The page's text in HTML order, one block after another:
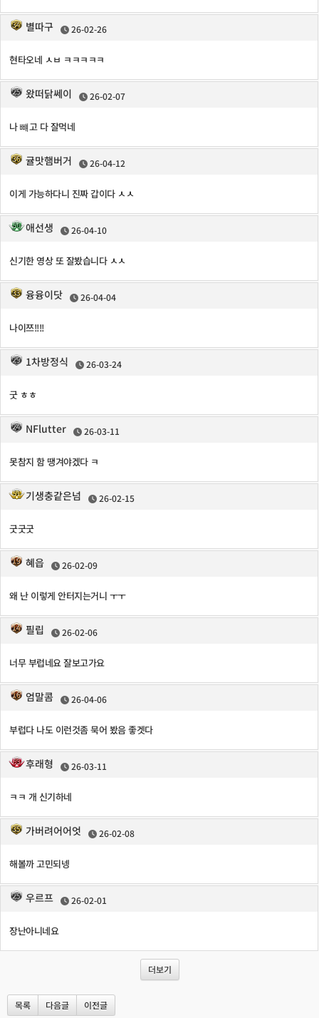
별따구 26-02-26
현타오네 ㅅㅂ ㅋㅋㅋㅋㅋ
왔떠닭쎄이 26-02-07
나 뺴고 다 잘먹네
귤맛햄버거 26-04-12
이게 가능하다니 진짜 갑이다 ㅅㅅ
애선생 26-04-10
신기한 영상 또 잘봤습니다 ㅅㅅ
융융이닷 26-04-04
나이쯔!!!!
1차방정식 26-03-24
굿 ㅎㅎ
NFlutter 26-03-11
못참지 함 땡겨야겠다 ㅋ
기생충같은넘 26-02-15
굿굿굿
혜읍 26-02-09
왜 난 이렇게 안터지는거니 ㅜㅜ
필립 26-02-06
너무 부럽네요 잘보고가요
엄말콤 26-04-06
부럽다 나도 이런것좀 묵어 봤음 좋겟다
후래형 26-03-11
ㅋㅋ 개 신기하네
가버려어어엇 26-02-08
해볼까 고민되넹
우르프 26-02-01
장난아니네요
더보기
목록 다음글 이전글